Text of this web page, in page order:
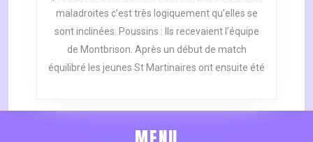
maladroites c’est très logiquement qu’elles se
sont inclinées. Poussins : Ils recevaient l’équipe
de Montbrison. Après un début de match
équilibré les jeunes St Martinaires ont ensuite été